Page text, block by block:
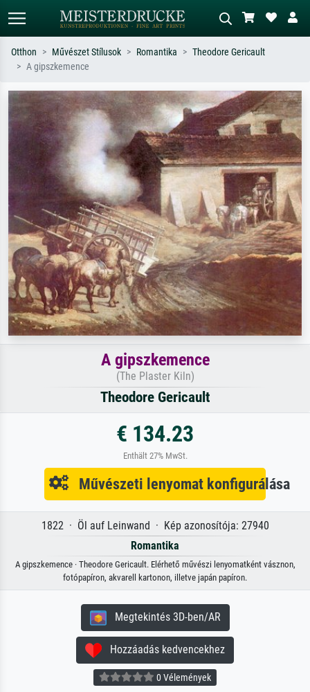
Keressen művész, műcím vagy stílus
szerint – pl. Monet, Csillagos éj,
impresszionizmus, Hokusai-hullám,
akt.
Írja le a jelenetet – pl. zöld rét, sok
piros absztrakt, sötét olajkép, álló akt
egy fa mellett.
Otthon Művészet Stílusok Romantika
Theodore Gericault
A gipszkemence
A gipszkemence
(The Plaster Kiln)
Theodore Gericault
€ 134.23
Enthält 27% MwSt.
Művészeti lenyomat konfigurálása
1822 · Öl auf Leinwand · Kép azonosítója: 27940
Romantika
A gipszkemence · Theodore Gericault. Elérhető művészi lenyomatként vásznon,
fotópapíron, akvarell kartonon, illetve japán papíron.
Megtekintés 3D-ben/AR
Hozzáadás kedvencekhez
0 Vélemények